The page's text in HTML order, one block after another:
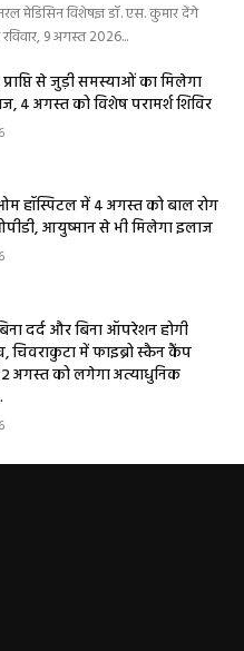
मेडिसिन विशेषज्ञ डॉ. एस. कुमार देंगे
9 अगस्त 2026...
से जुड़ी समस्याओं का मिलेगा
4 अगस्त को विशेष परामर्श शिविर
हॉस्पिटल में 4 अगस्त को बाल रोग
आयुष्मान से भी मिलेगा इलाज
दर्द और बिना ऑपरेशन होगी
चिवराकुटा में फाइब्रो स्कैन कैंप
अगस्त को लगेगा अत्याधुनिक